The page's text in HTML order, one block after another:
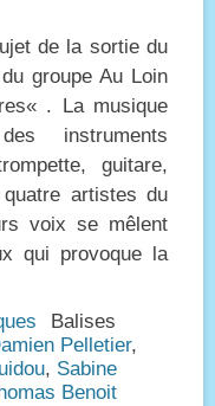
de la sortie du
groupe Au Loin
. La musique
instruments
guitare,
artistes du
voix se mêlent
qui provoque la
Balises
Pelletier,
, Sabine
Benoit